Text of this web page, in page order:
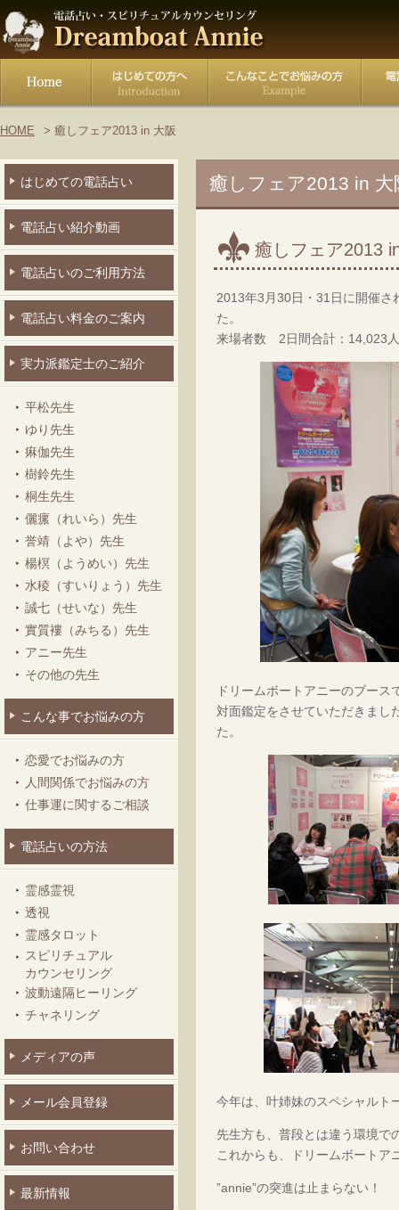
HOME 癒しフェア2013 in 大阪
はじめての電話占い
電話占い紹介動画
電話占いのご利用方法
電話占い料金のご案内
実力派鑑定士のご紹介
平松先生
ゆり先生
痳伽先生
樹鈴先生
桐生先生
儷瘰（れいら）先生
誉靖（よや）先生
楊榠（ようめい）先生
水稜（すいりょう）先生
誠七（せいな）先生
實質褸（みちる）先生
アニー先生
その他の先生
こんな事でお悩みの方
恋愛でお悩みの方
人間関係でお悩みの方
仕事運に関するご相談
電話占いの方法
霊感霊視
透視
霊感タロット
スピリチュアル
カウンセリング
波動遠隔ヒーリング
チャネリング
メディアの声
メール会員登録
お問い合わせ
最新情報
癒しフェア2013 in 大
癒しフェア2013
2013年3月30日・31日に開催さ
た。
来場者数 2日間合計：14,023
ドリームボートアニーのブー
対面鑑定をさせていただきまし
た。
今年は、叶姉妹のスペシャルト
先生方も、普段とは違う環境で
これからも、ドリームボートア
”annie”の突進は止まらない！